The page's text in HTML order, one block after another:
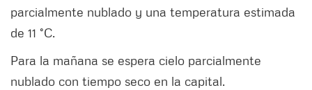
parcialmente nublado y una temperatura estimada
de 11 °C.
Para la mañana se espera cielo parcialmente
nublado con tiempo seco en la capital.